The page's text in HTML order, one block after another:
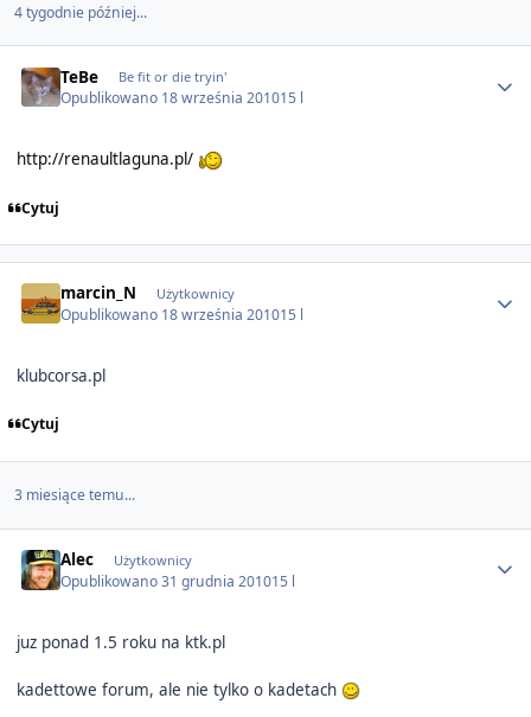
4 tygodnie później...
TeBe Be fit or die tryin'
Opublikowano 18 września 201015 l
http://renaultlaguna.pl/
Cytuj
marcin_N Użytkownicy
Opublikowano 18 września 201015 l
klubcorsa.pl
Cytuj
3 miesiące temu...
Alec Użytkownicy
Opublikowano31 grudnia 201015 l
juz ponad 1.5 roku na ktk.pl
kadettowe forum, ale nie tylko o kadetach